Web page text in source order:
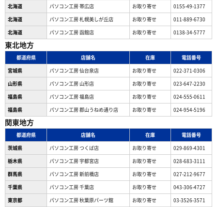
北海道
パソコン工房 帯広店 お取り寄せ
0155-49-1377
北海道
パソコン⼯房 札幌美しが丘店 お取り寄せ
011-889-6730
北海道
パソコン工房 函館店 お取り寄せ 0138-34-5777
東北地方
都道府県 店舗名 在庫
電話番号
宮城県
パソコン工房 仙台泉店 お取り寄せ
022-371-0306
山形県
パソコン工房 山形店 お取り寄せ
023-647-2230
福島県
パソコン工房 福島店 お取り寄せ
024-555-0611
福島県
パソコン工房 郡山うねめ通り店 お取り寄せ 024-954-5196
関東地方
都道府県 店舗名 在庫
電話番号
茨城県
パソコン工房 つくば店 お取り寄せ
029-869-4301
栃木県
パソコン工房 宇都宮店 お取り寄せ
028-683-3111
群馬県
パソコン工房 新前橋店 お取り寄せ
027-212-9677
千葉県
パソコン工房 千葉店 お取り寄せ
043-306-4727
東京都
パソコン工房 秋葉原パーツ館 お取り寄せ
03-3526-3571